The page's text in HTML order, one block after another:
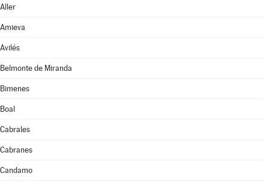
Aller
Amieva
Avilés
Belmonte de Miranda
Bimenes
Boal
Cabrales
Cabranes
Candamo